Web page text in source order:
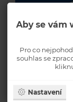
Aby se vám
Pro co
souhlas se
Nastavení